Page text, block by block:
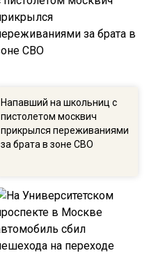
Напавший на школьниц с
пистолетом москвич
прикрылся переживаниями
за брата в зоне СВО